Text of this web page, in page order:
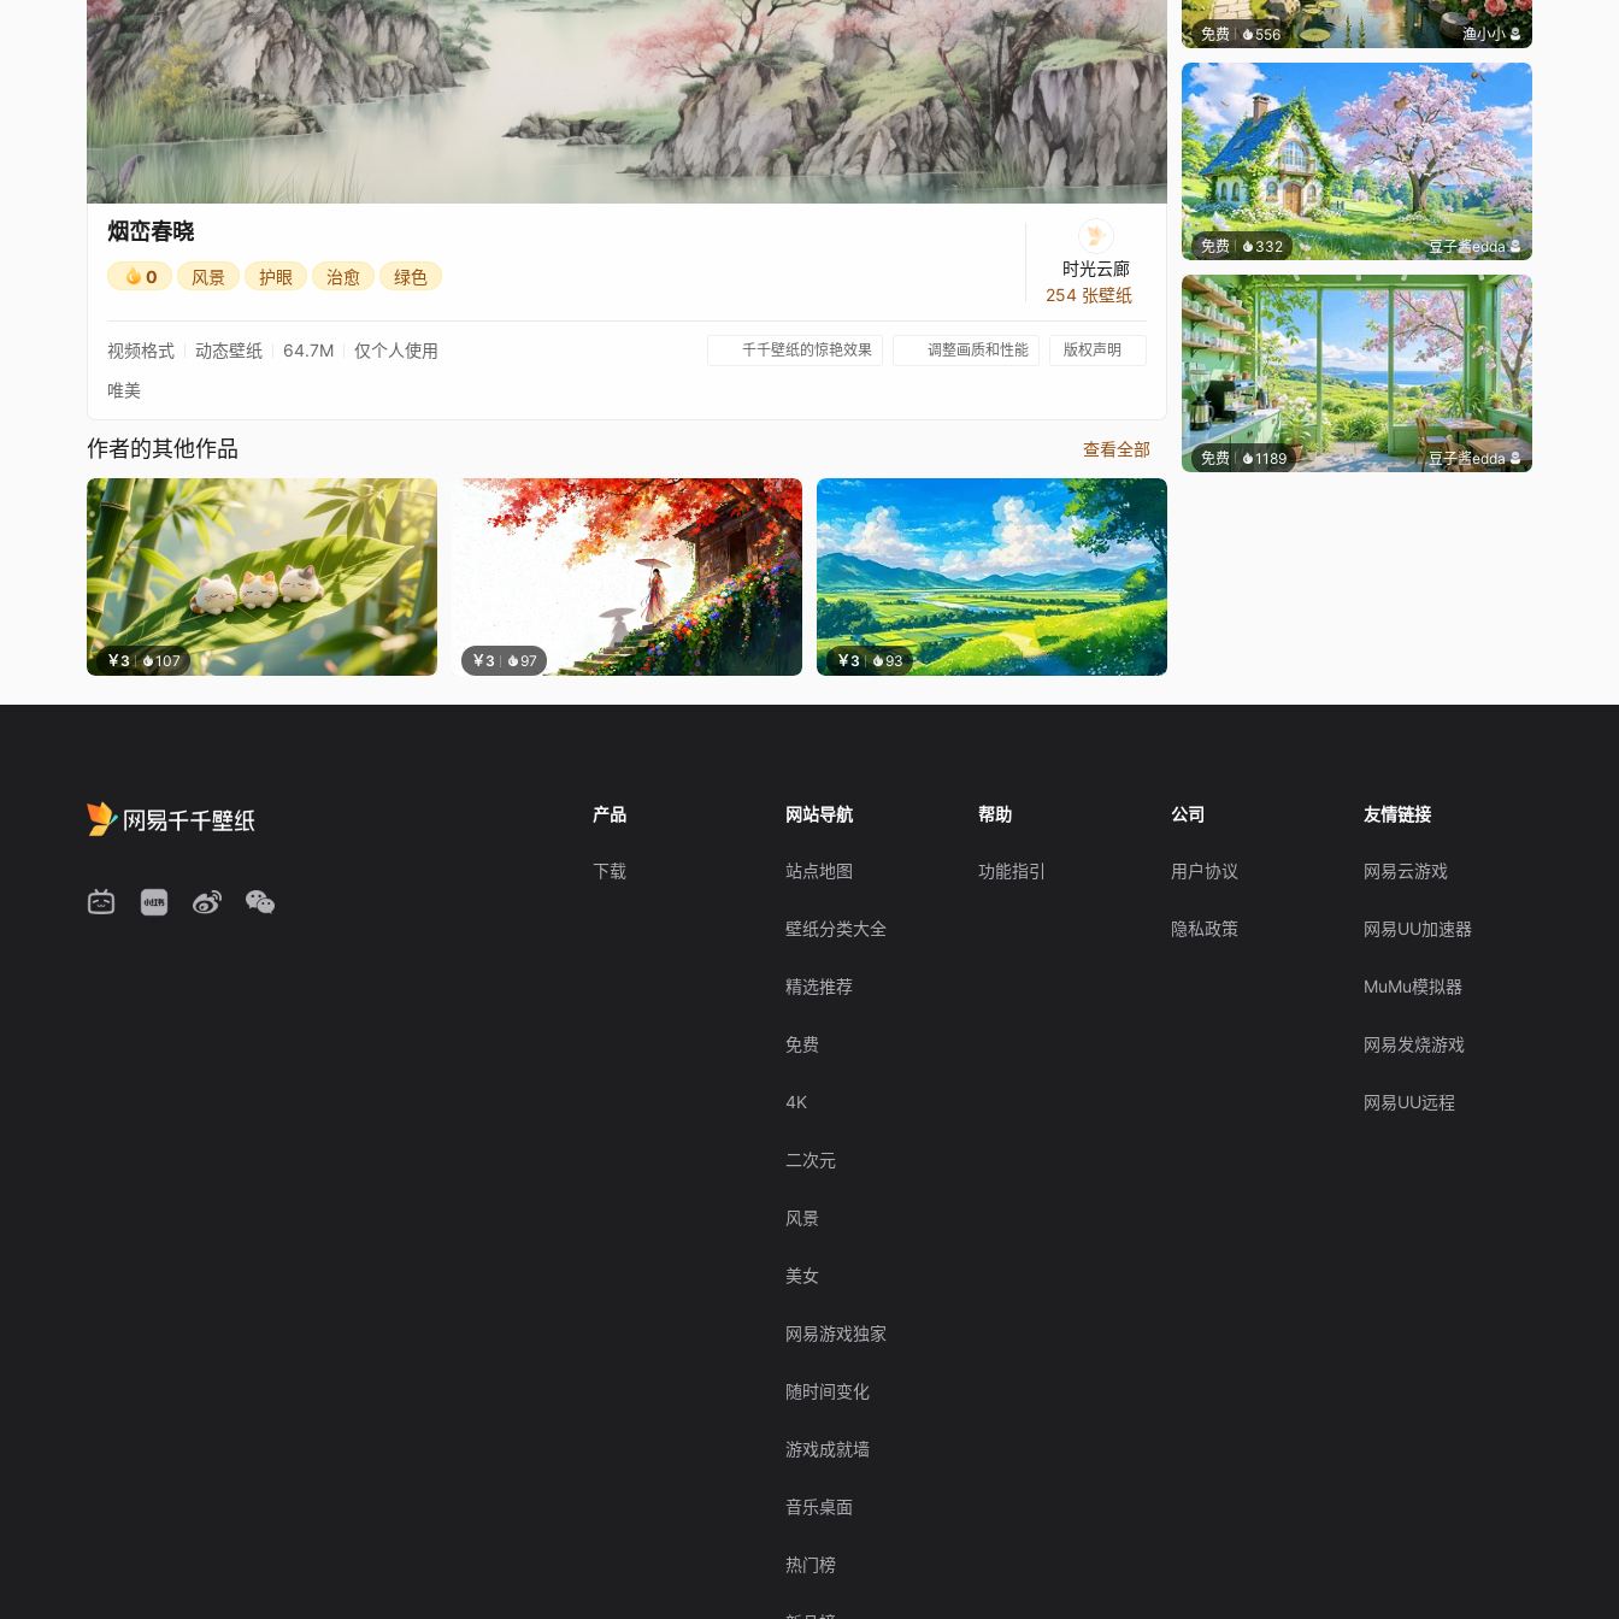
烟峦春晓
0 风景 护眼 治愈 绿色
时光云廊
254 张壁纸
视频格式 动态壁纸 64.7M 仅个人使用 千千壁纸的惊艳效果 调整画质和性能 版权声明
唯美
作者的其他作品 查看全部
￥3 107 ￥3 97 ￥3 93
免费 556 渔小小
免费 332 豆子酱edda
免费 1189 豆子酱edda
产品
下载
网站导航
站点地图
壁纸分类大全
精选推荐
免费
4K
二次元
风景
美女
网易游戏独家
随时间变化
游戏成就墙
音乐桌面
热门榜
帮助
功能指引
公司
用户协议
隐私政策
友情链接
网易云游戏
网易UU加速器
MuMu模拟器
网易发烧游戏
网易UU远程